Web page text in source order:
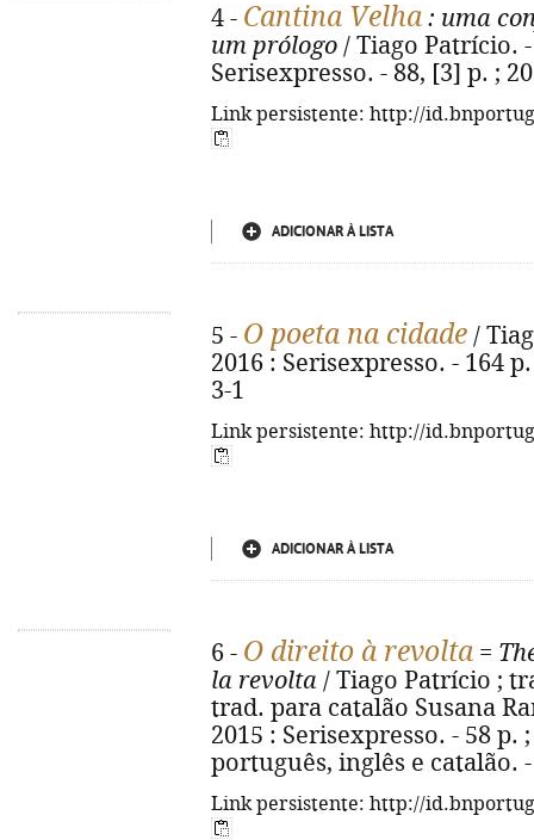
4 - Cantina Velha : uma
um prólogo / Tiago Patrício.
Serisexpresso. - 88, [3] p. ;
Link persistente: http://
ADICIONAR À LISTA
5 - O poeta na cidade /
2016 : Serisexpresso. - 164
3-1
Link persistente: http://
ADICIONAR À LISTA
6 - O direito à revolta =
la revolta / Tiago Patrício ;
trad. para catalão Susana
2015 : Serisexpresso. - 58
português, inglês e catalão. -
Link persistente: http://